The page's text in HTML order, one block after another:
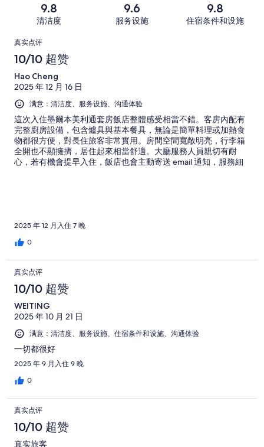
条
点
有
1040
条
点
评
共
有
1040
条
点
评
评，
共
有
1040
条
评
条
好
评，
共
有
1040
条
点
评
9.8
清洁度
9.6
服务设施
9.8
住宿条件和设施
点
评
真实点评
10/10 超赞
Hao Cheng
2025 年 12 月 16 日
满意：清洁度、服务设施、沟通体验
這次入住墨爾本美利通套房飯店整體感受相當不錯。客房內配有
完整廚房設備，包含爐具與基本餐具，無論是簡單料理或加熱食
物都很方便，對長住旅客非常實用。房間空間寬敞明亮，行李箱
全開也不顯擁擠，居住起來相當舒適。大廳服務人員親切有耐
心，若有機會提早入住，飯店也會主動寄送 email 通知，服務細
2025 年 12 月入住 7 晚
0
真实点评
10/10 超赞
WEITING
2025 年 10 月 21 日
满意：清洁度、服务设施、住宿条件和设施、沟通体验
一切都很好
2025 年 9 月入住 9 晚
0
真实点评
10/10 超赞
真实旅客